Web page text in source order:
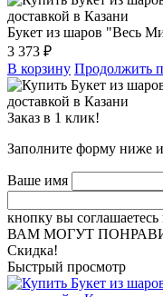
Букет из шаров "Весь
3 373 ₽
В корзину Продолжить
Заказ в 1 клик!
Заполните форму ниже
Ваше имя
кнопку вы соглашаетесь
ВАМ МОГУТ
Скидка!
Быстрый просмотр